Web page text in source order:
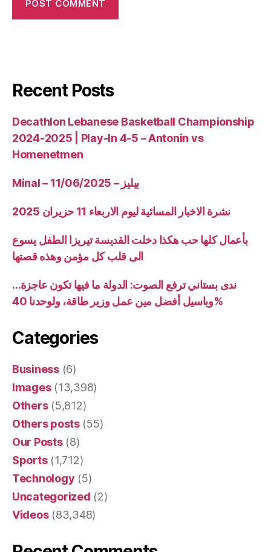
Recent Posts
Decathlon Lebanese Basketball Championship
2024-2025 | Play-In 4-5 – Antonin vs
Homenetmen
Minal – 11/06/2025 – بيليز
نشرة الاخبار المسائية ليوم الاربعاء 11 حزيران 2025
بأعمال كلها حب هكذا دخلت القديسة تيريزا الطفل يسوع
الى قلب كل مؤمن وهذه قصتها
ندى بستاني ترفع الصوت: الدولة ما فيها تكون عاجزة…
وباسيل أفضل مين عمل وزير طاقة، ولوحدنا 40%
Categories
Business(6)
Images(13,398)
Others(5,812)
Others posts(55)
Our Posts(8)
Sports(1,712)
Technology (5)
Uncategorized (2)
Videos(83,348)